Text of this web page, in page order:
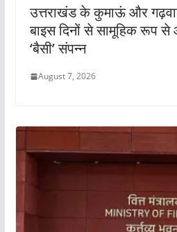
उत्तराखंड के कुमाऊं और
बाइस दिनों से सामूहिक रूप से
‘बैसी’ संपन्न
August 7, 2026